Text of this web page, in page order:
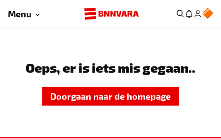
Menu
Oeps, er is iets mis gegaan..
Doorgaan naar de homepage